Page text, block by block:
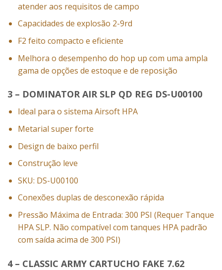
atender aos requisitos de campo
Capacidades de explosão 2-9rd
F2 feito compacto e eficiente
Melhora o desempenho do hop up com uma ampla
gama de opções de estoque e de reposição
3 – DOMINATOR AIR SLP QD REG DS-U00100
Ideal para o sistema Airsoft HPA
Metarial super forte
Design de baixo perfil
Construção leve
SKU: DS-U00100
Conexões duplas de desconexão rápida
Pressão Máxima de Entrada: 300 PSI (Requer Tanque
HPA SLP. Não compatível com tanques HPA padrão
com saída acima de 300 PSI)
4 – CLASSIC ARMY CARTUCHO FAKE 7.62